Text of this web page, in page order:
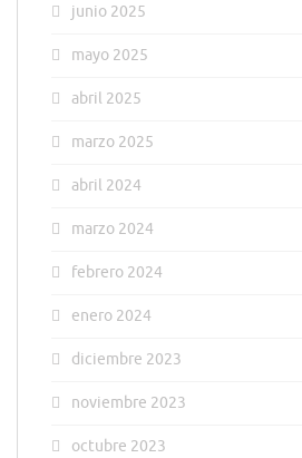
junio 2025
mayo 2025
abril 2025
marzo 2025
abril 2024
marzo 2024
febrero 2024
enero 2024
diciembre 2023
noviembre 2023
octubre 2023